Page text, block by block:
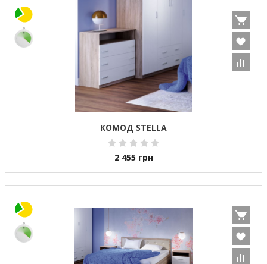
КОМОД STELLA
2 455 грн